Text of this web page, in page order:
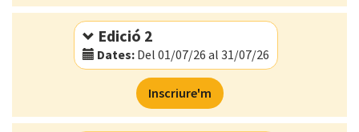
Edició 2
Dates:Del 01/07/26 al 31/07/26
Modalitat:
Online
Idioma: Català
Inscriure'm